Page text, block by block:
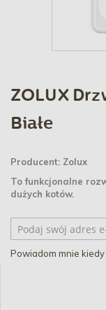
ZOLUX
Białe
Producent: Zolux
To funkcjonalne
dużych kotów.
Powiadom mnie